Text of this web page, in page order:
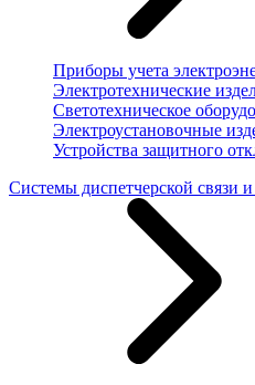
Приборы учета
Электротехнические
Светотехническое
Электроустановочные
Устройства защитного
Системы диспетчерской связи